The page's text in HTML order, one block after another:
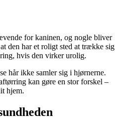
for kaninen, og nogle bliver
den har et roligt sted at trække sig
hvis den virker urolig.
hår ikke samler sig i hjørnerne.
kan gøre en stor forskel –
hjem.